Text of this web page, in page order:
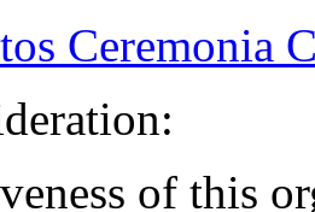
Ceremonia
of this